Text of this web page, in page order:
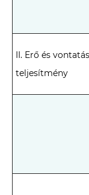
II. Erő és
teljesítmény